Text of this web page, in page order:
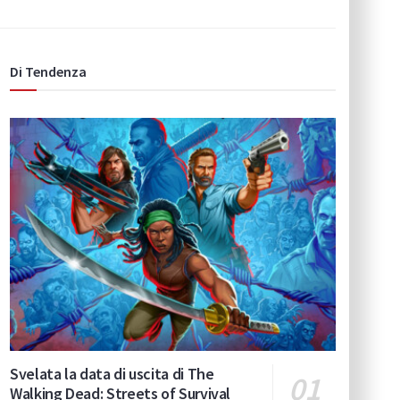
Di Tendenza
Svelata la data di uscita di The
Walking Dead: Streets of Survival